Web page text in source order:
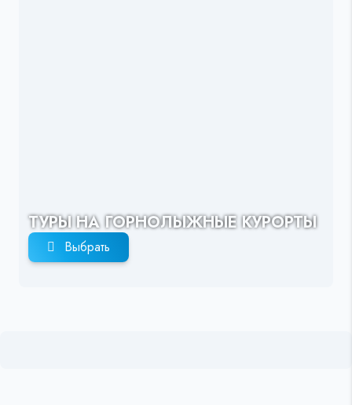
ТУРЫ НА ГОРНОЛЫЖНЫЕ КУРОРТЫ
Выбрать